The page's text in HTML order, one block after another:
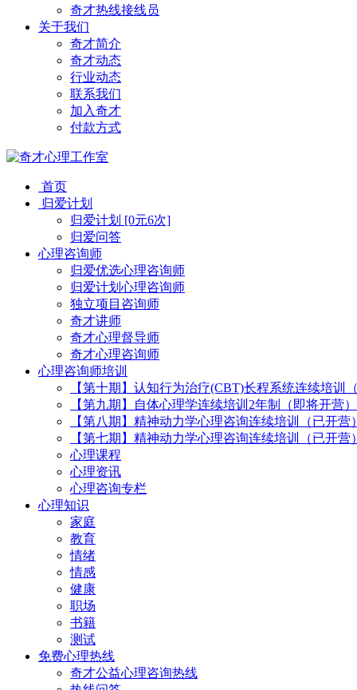
奇才热线接线员
关于我们
奇才简介
奇才动态
行业动态
联系我们
加入奇才
付款方式
首页
归爱计划
归爱计划 [0元6次]
归爱问答
心理咨询师
归爱优选心理咨询师
归爱计划心理咨询师
独立项目咨询师
奇才讲师
奇才心理督导师
奇才心理咨询师
心理咨询师培训
【第十期】认知行为治疗(CBT)长程系统连续培训
【第九期】自体心理学连续培训2年制（即将开营）
【第八期】精神动力学心理咨询连续培训（已开营）
【第七期】精神动力学心理咨询连续培训（已开营）
心理课程
心理资讯
心理咨询专栏
心理知识
家庭
教育
情绪
情感
健康
职场
书籍
测试
免费心理热线
奇才公益心理咨询热线